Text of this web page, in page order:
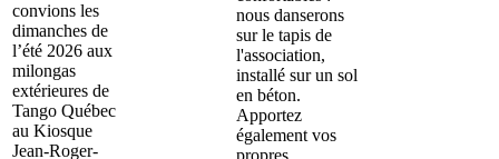
convions les
dimanches de
l’été 2026 aux
milongas
extérieures de
Tango Québec
au Kiosque
Jean-Roger-
nous danserons
sur le tapis de
l'association,
installé sur un sol
en béton.
Apportez
également vos
propres